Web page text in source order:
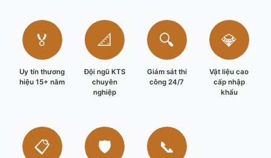
🏅
Uy tín thương
hiệu 15+ năm
📐
Đội ngũ KTS
chuyên
nghiệp
🔍
Giám sát thi
công 24/7
💎
Vật liệu cao
cấp nhập
khẩu
📋 🛡️ 📞